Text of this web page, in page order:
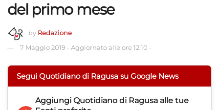
del primo mese
by Redazione
7 Maggio 2019 - Aggiornato alle ore 12:10 -
Segui Quotidiano di Ragusa su Google News
Aggiungi Quotidiano di Ragusa alle tue